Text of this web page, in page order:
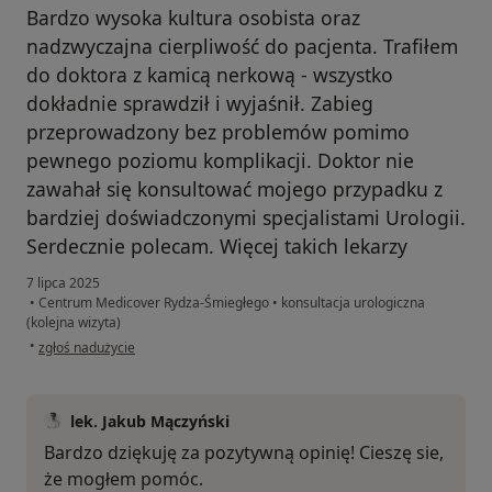
Bardzo wysoka kultura osobista oraz
nadzwyczajna cierpliwość do pacjenta. Trafiłem
do doktora z kamicą nerkową - wszystko
dokładnie sprawdził i wyjaśnił. Zabieg
przeprowadzony bez problemów pomimo
pewnego poziomu komplikacji. Doktor nie
zawahał się konsultować mojego przypadku z
bardziej doświadczonymi specjalistami Urologii.
Serdecznie polecam. Więcej takich lekarzy
7 lipca 2025
• Centrum Medicover Rydza-Śmiegłego • konsultacja urologiczna
(kolejna wizyta)
• w opinii użytkownika Przemek
zgłoś nadużycie
lek. Jakub Mączyński
Bardzo dziękuję za pozytywną opinię! Cieszę sie,
że mogłem pomóc.